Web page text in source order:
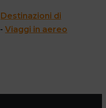
Destinazioni di
- Viaggi in aereo